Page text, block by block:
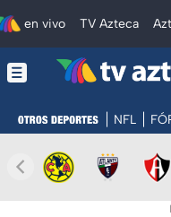
en vivo TV Azteca
NFL